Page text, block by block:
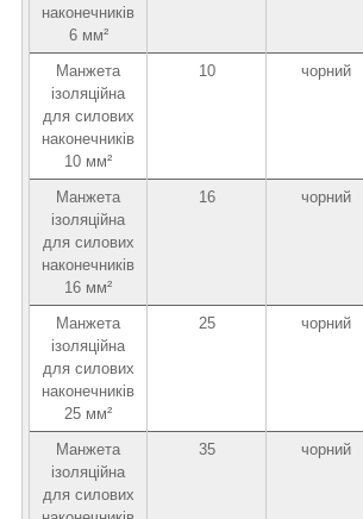
наконечників
6 мм²
Манжета
ізоляційна
для силових
наконечників
10 мм²
10 чорний
Манжета
ізоляційна
для силових
наконечників
16 мм²
16 чорний
Манжета
ізоляційна
для силових
наконечників
25 мм²
25 чорний
Манжета
ізоляційна
для силових
35 чорний